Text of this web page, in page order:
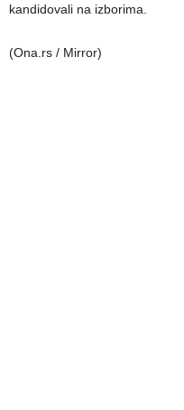
kandidovali na izborima.
(Ona.rs / Mirror)